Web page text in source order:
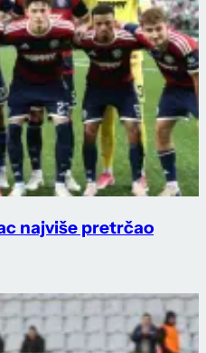
najviše pretrčao